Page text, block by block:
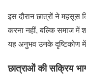
इस दौरान छात्रों ने महसूस
करना नहीं, बल्कि समाज में
यह अनुभव उनके दृष्टिकोण में
छात्राओं की सक्रिय